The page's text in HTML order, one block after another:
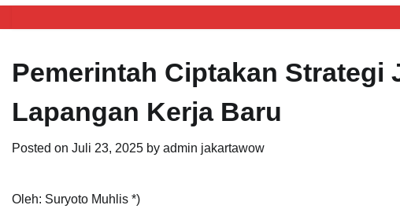
Pemerintah Ciptakan Strategi
Lapangan Kerja Baru
Posted on Juli 23, 2025 by admin jakartawow
Oleh: Suryoto Muhlis *)